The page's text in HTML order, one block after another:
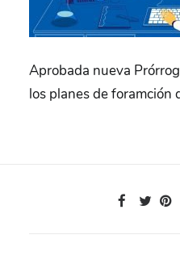
Aprobada nueva
los planes de foramción